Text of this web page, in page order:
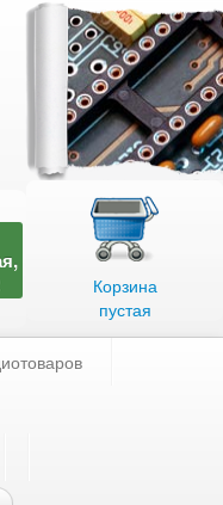
Корзина
пустая